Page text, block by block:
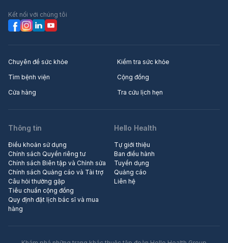
Kết nối với chúng tôi
Chuyên đề sức khỏe
Kiểm tra sức khỏe
Tìm bệnh viện
Cộng đồng
Cửa hàng
Tra cứu lịch hẹn
Thông tin
Điều khoản sử dụng
Chính sách Quyền riêng tư
Chính sách Biên tập và Chỉnh sửa
Chính sách Quảng cáo và Tài trợ
Câu hỏi thường gặp
Tiêu chuẩn cộng đồng
Quy định đặt lịch bác sĩ và mua
hàng
Hello Health
Tự giới thiệu
Ban điều hành
Tuyển dụng
Quảng cáo
Liên hệ